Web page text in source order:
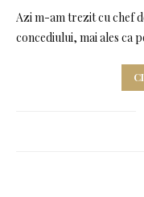
Azi m-am trezit cu chef
concediului, mai ales ca